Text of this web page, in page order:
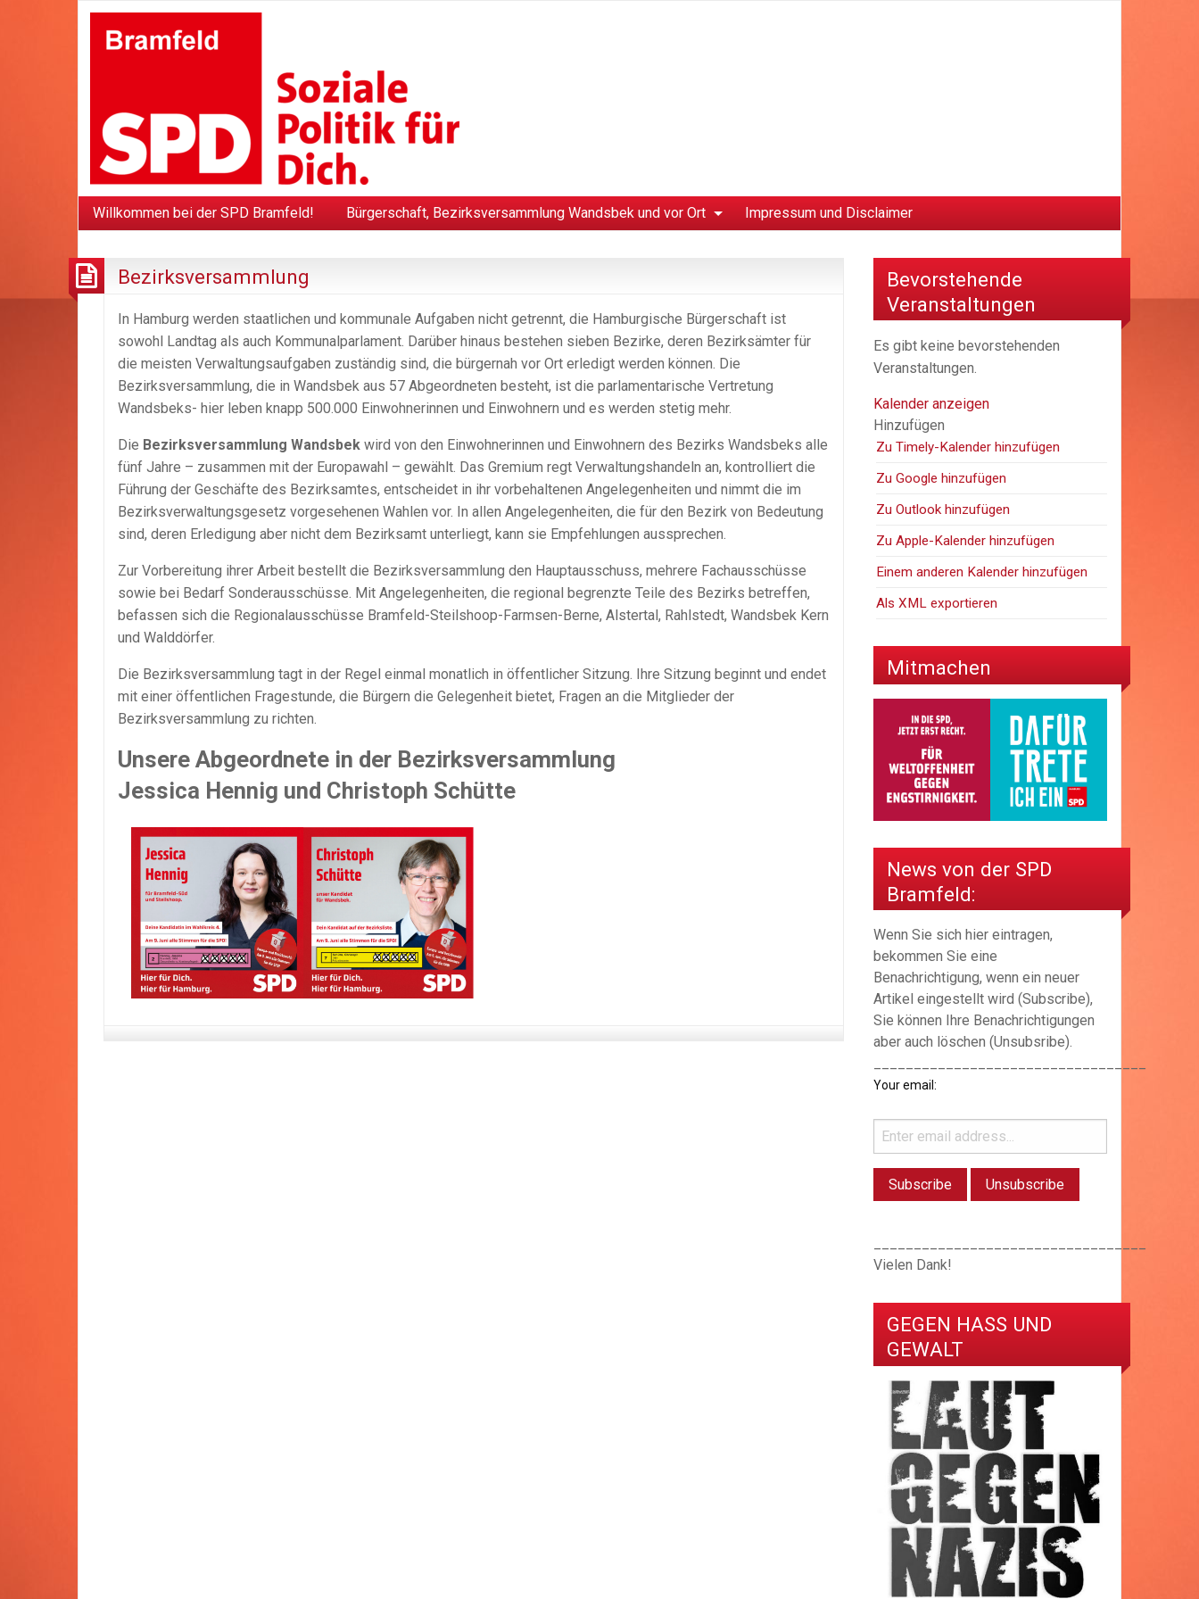
Willkommen bei der SPD Bramfeld! Bürgerschaft, Bezirksversammlung Wandsbek und vor Ort Impressum und Disclaimer
Bezirksversammlung
In Hamburg werden staatlichen und kommunale Aufgaben nicht getrennt, die Hamburgische Bürgerschaft ist
sowohl Landtag als auch Kommunalparlament. Darüber hinaus bestehen sieben Bezirke, deren Bezirksämter für
die meisten Verwaltungsaufgaben zuständig sind, die bürgernah vor Ort erledigt werden können. Die
Bezirksversammlung, die in Wandsbek aus 57 Abgeordneten besteht, ist die parlamentarische Vertretung
Wandsbeks- hier leben knapp 500.000 Einwohnerinnen und Einwohnern und es werden stetig mehr.
Die Bezirksversammlung Wandsbek wird von den Einwohnerinnen und Einwohnern des Bezirks Wandsbeks alle
fünf Jahre – zusammen mit der Europawahl – gewählt. Das Gremium regt Verwaltungshandeln an, kontrolliert die
Führung der Geschäfte des Bezirksamtes, entscheidet in ihr vorbehaltenen Angelegenheiten und nimmt die im
Bezirksverwaltungsgesetz vorgesehenen Wahlen vor. In allen Angelegenheiten, die für den Bezirk von Bedeutung
sind, deren Erledigung aber nicht dem Bezirksamt unterliegt, kann sie Empfehlungen aussprechen.
Zur Vorbereitung ihrer Arbeit bestellt die Bezirksversammlung den Hauptausschuss, mehrere Fachausschüsse
sowie bei Bedarf Sonderausschüsse. Mit Angelegenheiten, die regional begrenzte Teile des Bezirks betreffen,
befassen sich die Regionalausschüsse Bramfeld-Steilshoop-Farmsen-Berne, Alstertal, Rahlstedt, Wandsbek Kern
und Walddörfer.
Die Bezirksversammlung tagt in der Regel einmal monatlich in öffentlicher Sitzung. Ihre Sitzung beginnt und endet
mit einer öffentlichen Fragestunde, die Bürgern die Gelegenheit bietet, Fragen an die Mitglieder der
Bezirksversammlung zu richten.
Unsere Abgeordnete in der Bezirksversammlung
Jessica Hennig und Christoph Schütte
Bevorstehende
Veranstaltungen
Es gibt keine bevorstehenden
Veranstaltungen.
Kalender anzeigen
Hinzufügen
Zu Timely-Kalender hinzufügen
Zu Google hinzufügen
Zu Outlook hinzufügen
Zu Apple-Kalender hinzufügen
Einem anderen Kalender hinzufügen
Als XML exportieren
Mitmachen
News von der SPD
Bramfeld:
Wenn Sie sich hier eintragen,
bekommen Sie eine
Benachrichtigung, wenn ein neuer
Artikel eingestellt wird (Subscribe),
Sie können Ihre Benachrichtigungen
aber auch löschen (Unsubsribe).
Your email:
Vielen Dank!
GEGEN HASS UND
GEWALT